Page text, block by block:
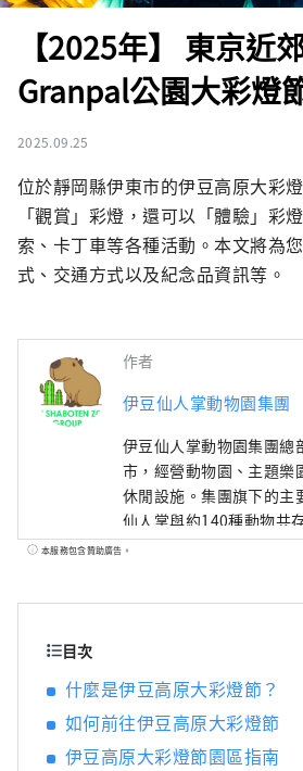
【2025年】 東京近
Granpal公園大彩燈
2025.09.25
位於靜岡縣伊東市的伊豆高原大彩
「觀賞」彩燈，還可以「體驗」彩
索、卡丁車等各種活動。本文將為
式、交通方式以及紀念品資訊等。
作者
伊豆仙人掌動物園集團
伊豆仙人掌動物園集團總
市，經營動物園、主題樂
休閒設施。集團旗下的主
仙人掌與約140種動物共
園、豐富多彩的伊豆
動物園“AniTouch”，讓
動物。集團透過這些設施
富多彩的體驗和療癒。
本服務包含贊助廣告。
目次
什麼是伊豆高原大彩燈節？
如何前往伊豆高原大彩燈節
伊豆高原大彩燈節園區指南